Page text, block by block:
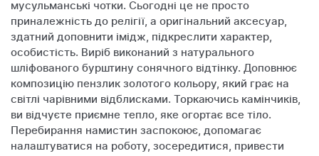
мусульманські чотки. Сьогодні це не просто
приналежність до релігії, а оригінальний аксесуар,
здатний доповнити імідж, підкреслити характер,
особистість. Виріб виконаний з натурального
шліфованого бурштину сонячного відтінку. Доповнює
композицію пензлик золотого кольору, який грає на
світлі чарівними відблисками. Торкаючись камінчиків,
ви відчуєте приємне тепло, яке огортає все тіло.
Перебирання намистин заспокоює, допомагає
налаштуватися на роботу, зосередитися, привести